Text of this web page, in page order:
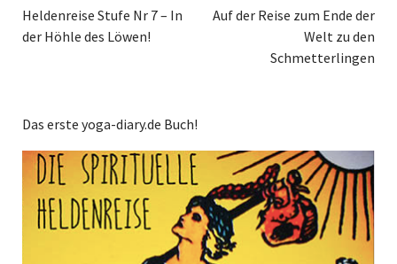
Heldenreise Stufe Nr 7 – In
der Höhle des Löwen!
Auf der Reise zum Ende der
Welt zu den
Schmetterlingen
Das erste yoga-diary.de Buch!